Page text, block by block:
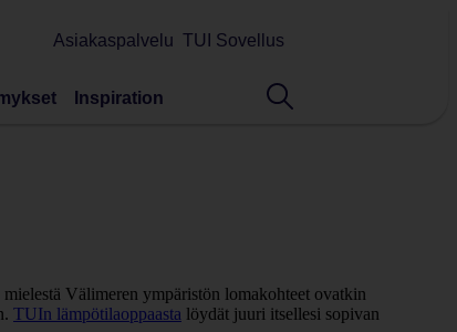
Asiakaspalvelu TUI Sovellus
Inspiration
Välimeren ympäristön lomakohteet ovatkin
TUIn lämpötilaoppaasta löydät juuri itsellesi sopivan